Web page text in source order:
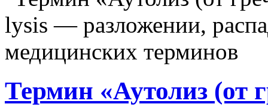
Термин «Аутолиз (от